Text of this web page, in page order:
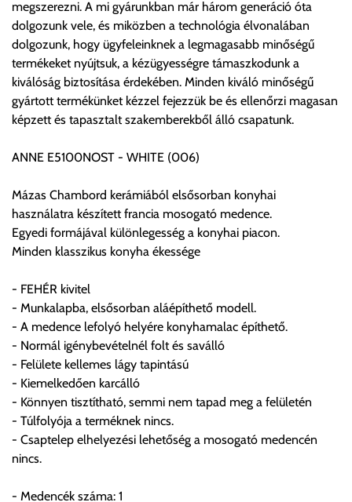
vásárolt árú figyelembevételével az önnek megfelelő szállítási
költséget válassza ki.
Amennyiben nem biztos választásában, vagy a program
automatikusan nem ajánl fel szállítási költséget, úgy válassza
a 0.- forintos szállítást, kollégáink megvizsgálják a vásárolt
termék adatait, majd visszaigazolják a szállítás költségét.
Egyes termékek súlyát a program nem ismeri, rendelés esetén
gondoltnál magasabb értékben igazoljuk vissza, úgy a
visszaigazolástól számított 24 órán belül a terméket
lemondhatja, vagy kérheti a személyes átvételre való
módosítását.
FIGYELEM!!
KERÁMIA TERMÉKEK SZÁLLÍTATÁSA NEM, VAGY CSAK
A MEGRENDELŐ KIFEJEZETT KÉRÉSÉRE ÉS
FELELŐSSÉGÉRE LEHETSÉGES!!
Egyéb leírások:
Budapesti szállítások:
1, Budapestre kért szállítás esetén az általános szállítás
helyett időre történő extra szállítás kérése is lehetséges
megszerezni. A mi gyárunkban már három generáció óta
dolgozunk vele, és miközben a technológia élvonalában
dolgozunk, hogy ügyfeleinknek a legmagasabb minőségű
termékeket nyújtsuk, a kézügyességre támaszkodunk a
kiválóság biztosítása érdekében. Minden kiváló minőségű
gyártott termékünket kézzel fejezzük be és ellenőrzi magasan
képzett és tapasztalt szakemberekből álló csapatunk.
ANNE E5100NOST - WHITE (006)
Mázas Chambord kerámiából elsősorban konyhai
használatra készített francia mosogató medence.
Egyedi formájával különlegesség a konyhai piacon.
Minden klasszikus konyha ékessége
- FEHÉR kivitel
- Munkalapba, elsősorban aláépíthető modell.
- A medence lefolyó helyére konyhamalac építhető.
- Normál igénybevételnél folt és saválló
- Felülete kellemes lágy tapintású
- Kiemelkedően karcálló
- Könnyen tisztítható, semmi nem tapad meg a felületén
- Túlfolyója a terméknek nincs.
- Csaptelep elhelyezési lehetőség a mosogató medencén
nincs.
- Medencék száma: 1